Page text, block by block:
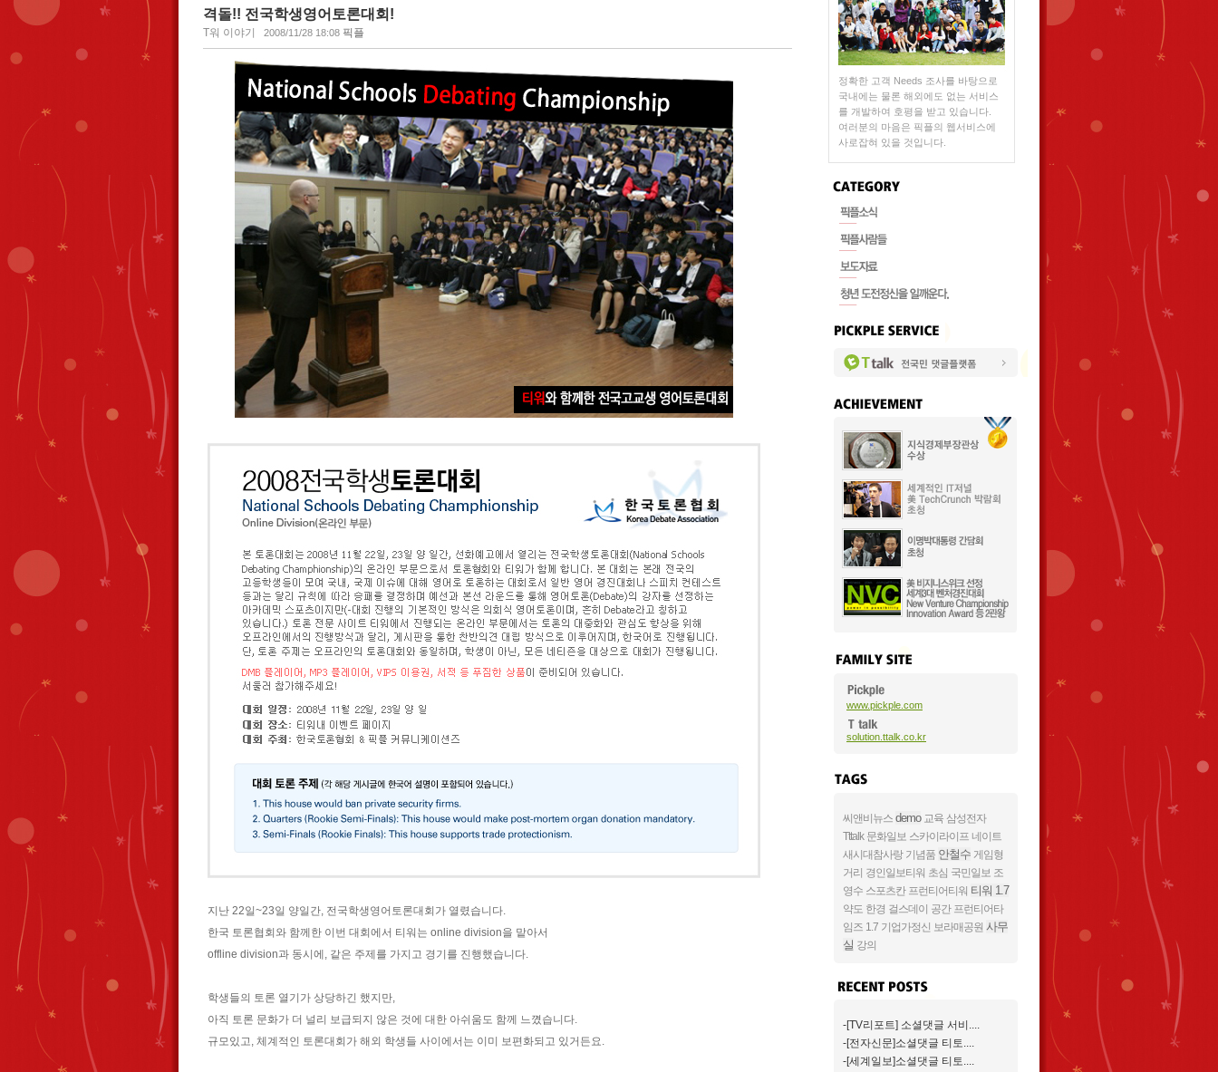
격돌!! 전국학생영어토론대회!
T워 이야기 2008/11/28 18:08 픽플
지난 22일~23일 양일간, 전국학생영어토론대회가 열렸습니다.
한국 토론협회와 함께한 이번 대회에서 티워는 online division을 맡아서
offline division과 동시에, 같은 주제를 가지고 경기를 진행했습니다.
학생들의 토론 열기가 상당하긴 했지만,
아직 토론 문화가 더 널리 보급되지 않은 것에 대한 아쉬움도 함께 느꼈습니다.
규모있고, 체계적인 토론대회가 해외 학생들 사이에서는 이미 보편화되고 있거든요.
정확한 고객 Needs 조사를 바탕으로
국내에는 물론 해외에도 없는 서비스
를 개발하여 호평을 받고 있습니다.
여러분의 마음은 픽플의 웹서비스에
사로잡혀 있을 것입니다.
www.pickple.com
solution.ttalk.co.kr
씨앤비뉴스 demo 교육 삼성전자
Tttalk 문화일보 스카이라이프 네이트
새시대참사랑 기념품 안철수 게임형
거리 경인일보티워 초심 국민일보 조
영수 스포츠칸 프런티어티워 티워 1.7
약도 한경 걸스데이 공간 프런티어타
임즈 1.7 기업가정신 보라매공원 사무
실 강의
-[TV리포트] 소셜댓글 서비....
-[전자신문]소셜댓글 티토....
-[세계일보]소셜댓글 티토....